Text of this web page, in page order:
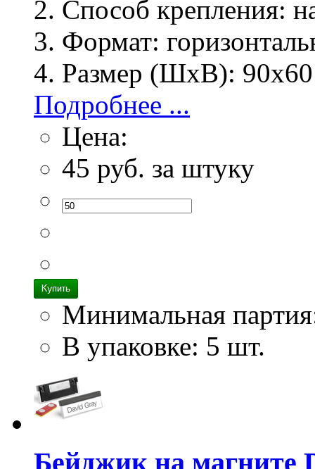
Способ крепления:
Формат:
Размер (ШхВ):
Подробнее ...
Цена:
45 руб. за штуку
Минимальная
В упаковке: 5 шт.
Бейджик на магните